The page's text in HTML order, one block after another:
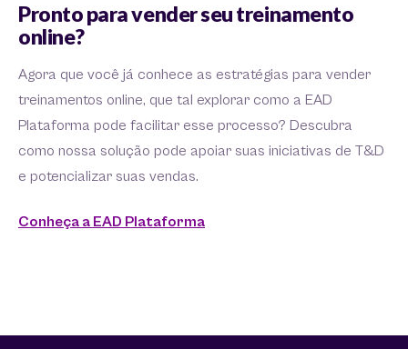
Pronto para vender seu treinamento
online?
Agora que você já conhece as estratégias para vender
treinamentos online, que tal explorar como a EAD
Plataforma pode facilitar esse processo? Descubra
como nossa solução pode apoiar suas iniciativas de T&D
e potencializar suas vendas.
Conheça a EAD Plataforma